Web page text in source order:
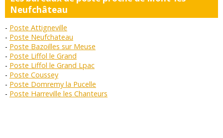
Neufchâteau
Poste Attigneville
Poste Neufchateau
Poste Bazoilles sur Meuse
Poste Liffol le Grand
Poste Liffol le Grand Lpac
Poste Coussey
Poste Domremy la Pucelle
Poste Harreville les Chanteurs